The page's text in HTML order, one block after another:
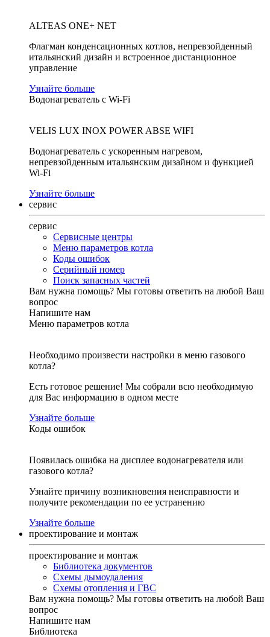
ALTEAS ONE+ NET
Флагман конденсационных котлов, непревзойденный
итальянский дизайн и встроенное дистанционное
управление
Узнайте больше
Водонагреватель с Wi-Fi
VELIS LUX INOX POWER ABSE WIFI
Водонагреватель с ускоренным нагревом,
непревзойденным итальянским дизайном и функцией
Wi-Fi
Узнайте больше
сервис
сервис
Сервисные центры
Меню параметров котла
Коды ошибок
Серийный номер
Поиск запасных частей
Вам нужна помощь? Мы готовы ответить на любой Ваш
вопрос
Напишите нам
Меню параметров котла
Необходимо произвести настройки в меню газового
котла?
Есть готовое решение! Мы собрали всю необходимую
для Вас информацию в одном месте
Узнайте больше
Коды ошибок
Появилась ошибка на дисплее водонагревателя или
газового котла?
Узнайте причину возникновения неисправности и
получите рекомендации по ее устранению
Узнайте больше
проектирование и монтаж
проектирование и монтаж
Библиотека документов
Схемы дымоудаления
Схемы отопления и ГВС
Вам нужна помощь? Мы готовы ответить на любой Ваш
вопрос
Напишите нам
Библиотека